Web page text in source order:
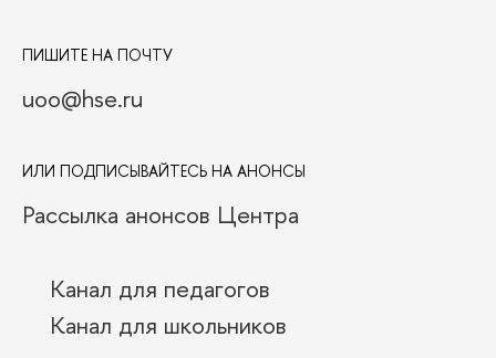
ПИШИТЕ НА ПОЧТУ
uoo@hse.ru
ИЛИ ПОДПИСЫВАЙТЕСЬ НА АНОНСЫ
Рассылка анонсов Центра
Канал для педагогов
Канал для школьников